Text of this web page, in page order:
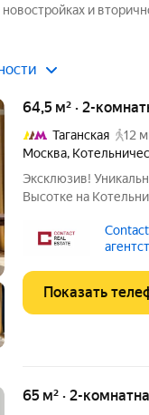
и
64,5 м² · 2-
Таганская
12
Москва,
Эксклюзив!
Высотке на
оригинальные
время завершится
Показать
65 м² · 2-